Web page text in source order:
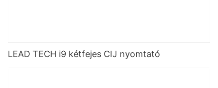
LEAD TECH i9 kétfejes CIJ nyomtató